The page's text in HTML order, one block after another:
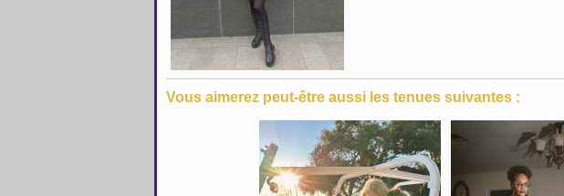
Vous aimerez peut-être aussi les tenues suivantes :